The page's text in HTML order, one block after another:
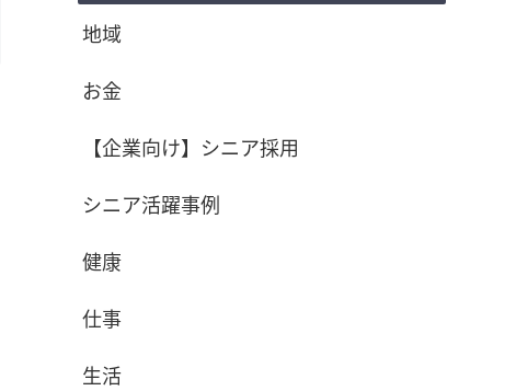
地域
お金
【企業向け】シニア採用
シニア活躍事例
健康
仕事
生活